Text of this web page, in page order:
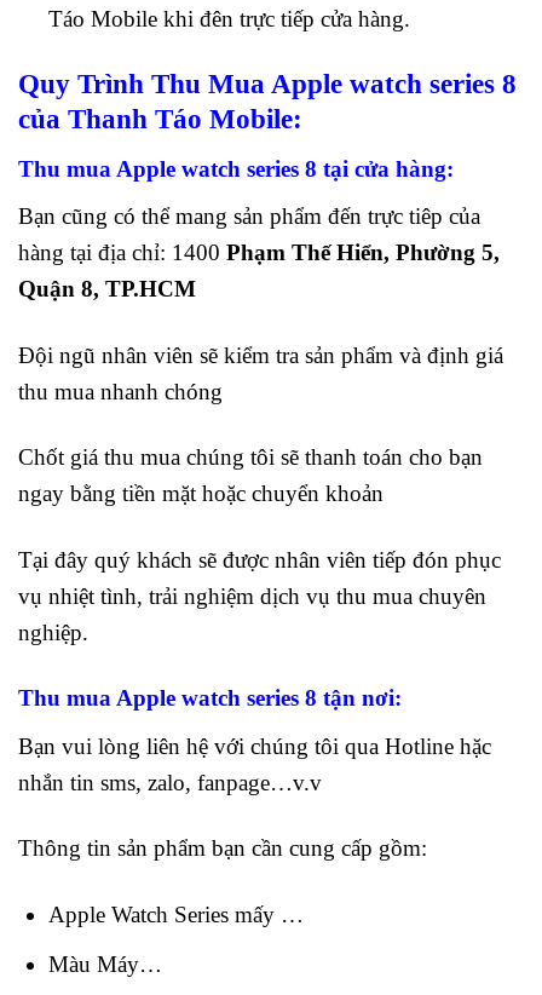
Táo Mobile khi đên trực tiếp cửa hàng.
Quy Trình Thu Mua Apple watch series 8
của Thanh Táo Mobile:
Thu mua Apple watch series 8 tại cửa hàng:
Bạn cũng có thể mang sản phẩm đến trực tiêp của
hàng tại địa chỉ: 1400 Phạm Thế Hiển, Phường 5,
Quận 8, TP.HCM
Đội ngũ nhân viên sẽ kiểm tra sản phẩm và định giá
thu mua nhanh chóng
Chốt giá thu mua chúng tôi sẽ thanh toán cho bạn
ngay bằng tiền mặt hoặc chuyển khoản
Tại đây quý khách sẽ được nhân viên tiếp đón phục
vụ nhiệt tình, trải nghiệm dịch vụ thu mua chuyên
nghiệp.
Thu mua Apple watch series 8 tận nơi:
Bạn vui lòng liên hệ với chúng tôi qua Hotline hặc
nhắn tin sms, zalo, fanpage…v.v
Thông tin sản phẩm bạn cần cung cấp gồm:
Apple Watch Series mấy …
Màu Máy…